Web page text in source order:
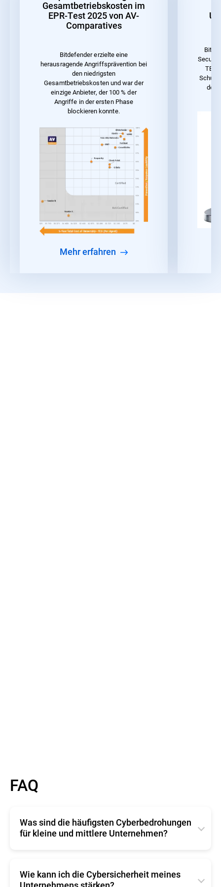
Gesamtbetriebskosten im
EPR-Test 2025 von AV-
Comparatives
Bitdefender erzielte eine
herausragende Angriffsprävention bei
den niedrigsten
Gesamtbetriebskosten und war der
einzige Anbieter, der 100 % der
Angriffe in der ersten Phase
blockieren konnte.
Mehr erfahren
Schutz
der
FAQ
Was sind die häufigsten Cyberbedrohungen
für kleine und mittlere Unternehmen?
Wie kann ich die Cybersicherheit meines